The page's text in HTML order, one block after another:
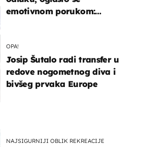
NAJSIGURNIJI OBLIK REKREACIJE
emotivnom porukom:
OPA!
Josip Šutalo radi transfer u
redove nogometnog diva i
bivšeg prvaka Europe